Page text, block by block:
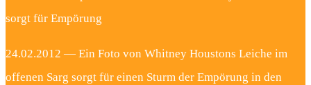
sorgt für Empörung
24.02.2012 — Ein Foto von Whitney Houstons Leiche im
offenen Sarg sorgt für einen Sturm der Empörung in den